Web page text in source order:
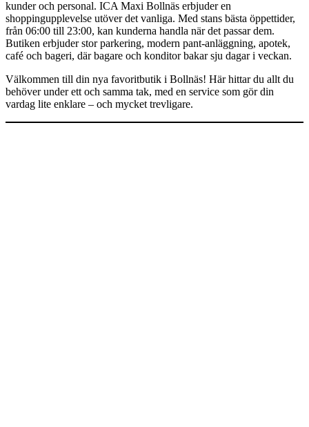
kunder och personal. ICA Maxi Bollnäs erbjuder en
shoppingupplevelse utöver det vanliga. Med stans bästa öppettider,
från 06:00 till 23:00, kan kunderna handla när det passar dem.
Butiken erbjuder stor parkering, modern pant-anläggning, apotek,
café och bageri, där bagare och konditor bakar sju dagar i veckan.
Välkommen till din nya favoritbutik i Bollnäs! Här hittar du allt du
behöver under ett och samma tak, med en service som gör din
vardag lite enklare – och mycket trevligare.